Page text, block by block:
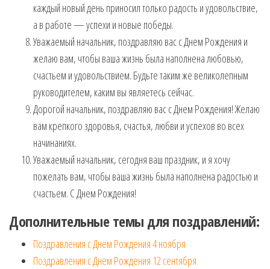
каждый новый день приносил только радость и удовольствие,
а в работе — успехи и новые победы.
Уважаемый начальник, поздравляю вас с Днем Рождения и
желаю вам, чтобы ваша жизнь была наполнена любовью,
счастьем и удовольствием. Будьте таким же великолепным
руководителем, каким вы являетесь сейчас.
Дорогой начальник, поздравляю вас с Днем Рождения! Желаю
вам крепкого здоровья, счастья, любви и успехов во всех
начинаниях.
Уважаемый начальник, сегодня ваш праздник, и я хочу
пожелать вам, чтобы ваша жизнь была наполнена радостью и
счастьем. С Днем Рождения!
Дополнительные темы для поздравлений:
Поздравления с Днем Рождения 4 ноября
Поздравления с Днем Рождения 12 сентября